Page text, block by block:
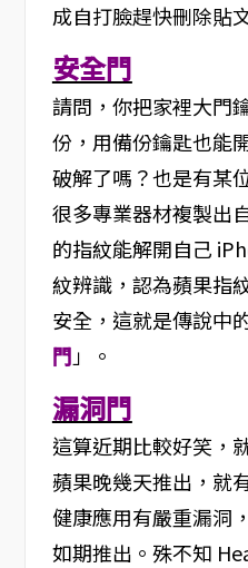
成自打臉趕快刪除貼
安全門
請問，你把家裡大門
份，用備份鑰匙也能
破解了嗎？也是有某
很多專業器材複製出
的指紋能解開自己
紋辨識，認為蘋果指
安全，這就是傳說中
門」。
漏洞門
這算近期比較好笑，
蘋果晚幾天推出，就
健康應用有嚴重漏洞
如期推出。殊不知